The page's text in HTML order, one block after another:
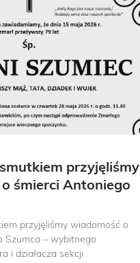
przyjęliśmy
śmierci Antoniego
przyjęliśmy wiadomość o
Szumca – wybitnego
i działacza sekcji